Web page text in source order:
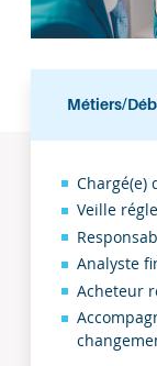
Métiers/
Chargé(e)
Veille
Analyste
Acheteur